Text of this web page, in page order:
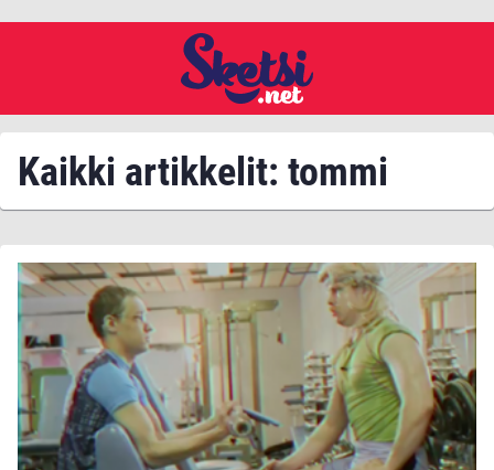
Kaikki artikkelit: tommi